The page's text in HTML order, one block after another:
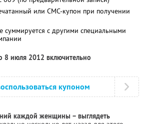
или СМС-купон при получении
суммируется с другими специальными
8 июля 2012 включительно
купоном
каждой женщины – выглядеть